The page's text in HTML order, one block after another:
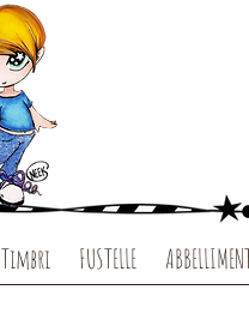
Timbri FUSTELLE